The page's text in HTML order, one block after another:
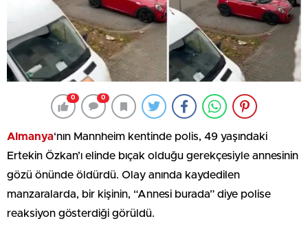
0 0
Almanya‘nın Mannheim kentinde polis, 49 yaşındaki
Ertekin Özkan’ı elinde bıçak olduğu gerekçesiyle annesinin
gözü önünde öldürdü. Olay anında kaydedilen
manzaralarda, bir kişinin, “Annesi burada” diye polise
reaksiyon gösterdiği görüldü.